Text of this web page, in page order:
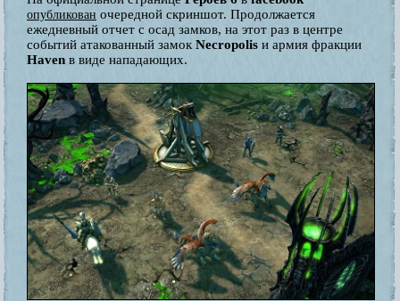
опубликован очередной скриншот. Продолжается
ежедневный отчет с осад замков, на этот раз в центре
событий атакованный замок Necropolis и армия фракции
Haven в виде нападающих.